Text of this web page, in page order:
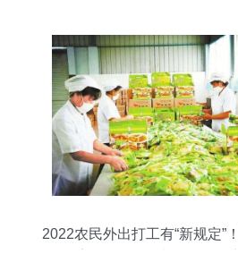
2022农民外出打工有“新规定”